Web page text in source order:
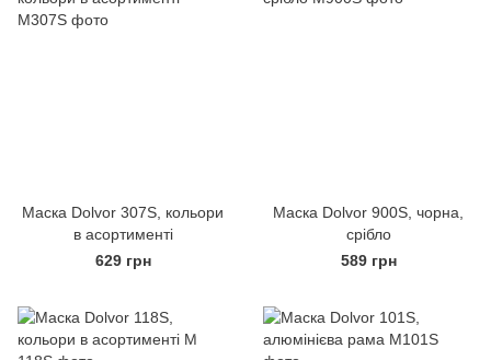
Маска Dolvor 307S, кольори
в асортименті
629 грн
Маска Dolvor 900S, чорна,
срібло
589 грн